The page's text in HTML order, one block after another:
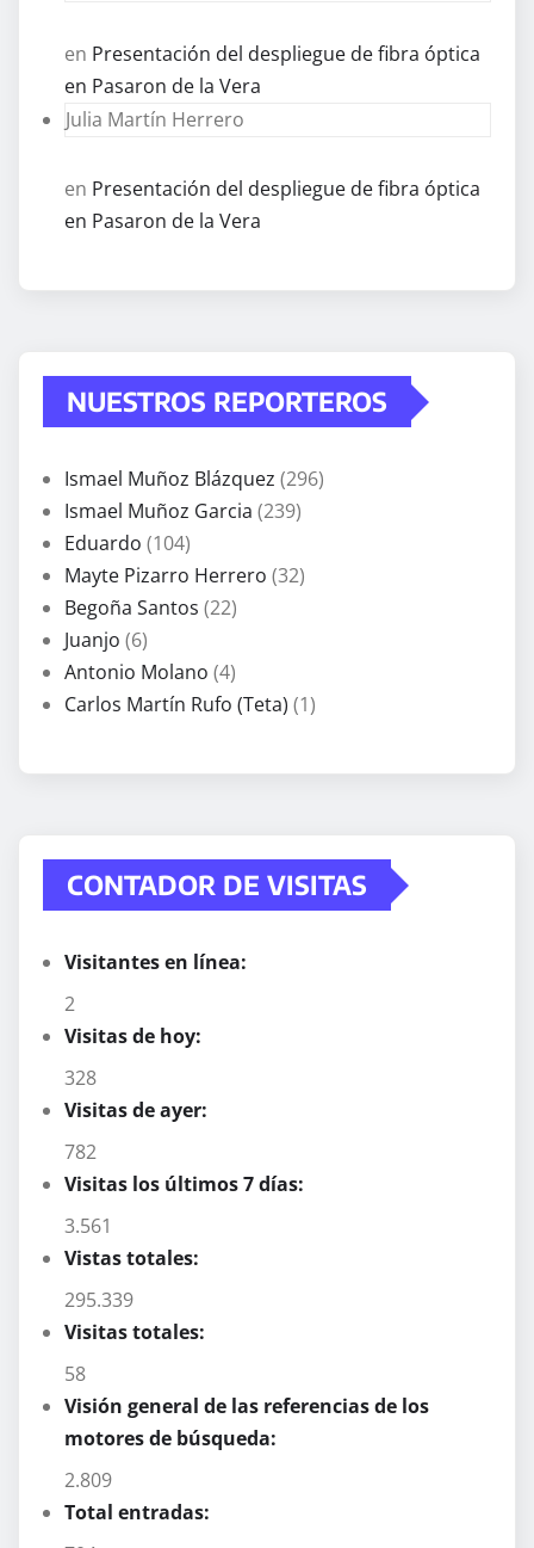
en Presentación del despliegue de fibra óptica
en Pasaron de la Vera
Julia Martín Herrero
en Presentación del despliegue de fibra óptica
en Pasaron de la Vera
NUESTROS REPORTEROS
Ismael Muñoz Blázquez (296)
Ismael Muñoz Garcia (239)
Eduardo (104)
Mayte Pizarro Herrero (32)
Begoña Santos (22)
Juanjo (6)
Antonio Molano (4)
Carlos Martín Rufo (Teta) (1)
CONTADOR DE VISITAS
Visitantes en línea:
2
Visitas de hoy:
328
Visitas de ayer:
782
Visitas los últimos 7 días:
3.561
Vistas totales:
295.339
Visitas totales:
58
Visión general de las referencias de los
motores de búsqueda:
2.809
Total entradas: